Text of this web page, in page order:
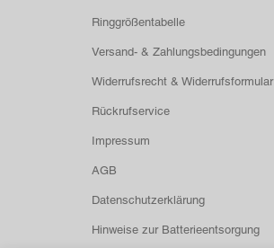
Ringgrößentabelle
Versand- & Zahlungsbedingungen
Widerrufsrecht & Widerrufsformular
Rückrufservice
Impressum
AGB
Datenschutzerklärung
Hinweise zur Batterieentsorgung